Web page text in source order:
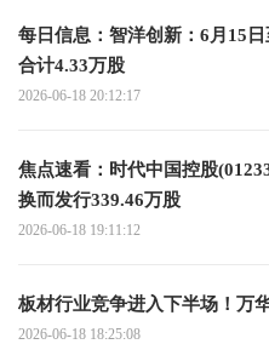
每日信息：智洋创新：6月15
合计4.33万股
2026-06-18 20:12:17
焦点速看：时代中国控股
换而发行339.46万股
2026-06-18 19:11:12
板材行业竞争进入下半场！万
2026-06-18 18:25:08